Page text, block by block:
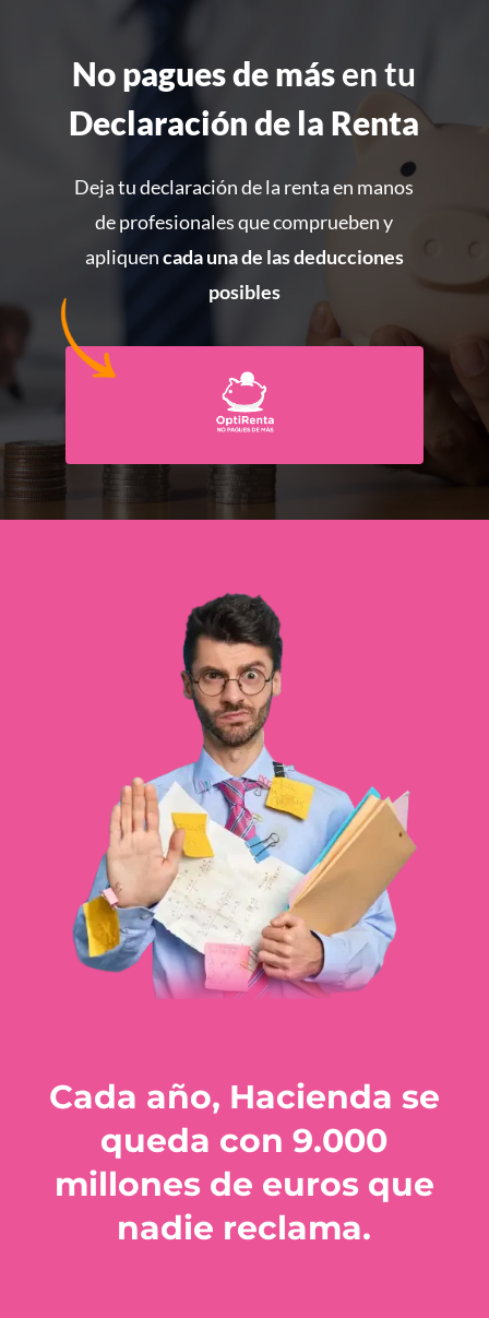
No pagues de másen tu
Declaración de la Renta
Deja tu declaración de la renta en manos
de profesionales que comprueben y
apliquencada una de las deducciones
posibles
Cada año, Hacienda se
queda con9.000
millones de euros que
nadie reclama.